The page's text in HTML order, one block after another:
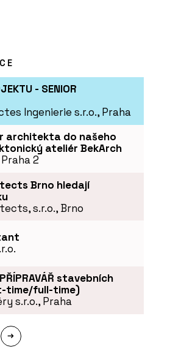
- SENIOR
Ingenierie s.r.o., Praha
architekta do našeho
ateliér BekArch
2
Brno hledají
s.r.o., Brno
stavebních
time/full-time)
s.r.o., Praha